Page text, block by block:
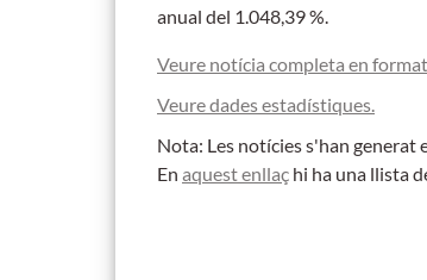
anual del 1.048,39 %.
Veure notícia completa en
Veure dades estadístiques.
Nota: Les notícies s'han generat
En aquest enllaç hi ha una llista